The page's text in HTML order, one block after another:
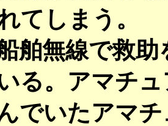
てしまう。
舶無線で救
る。アマチ
でいたアマ